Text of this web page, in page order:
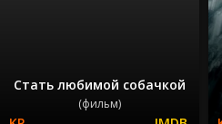
Стать любимой собачкой
(фильм)